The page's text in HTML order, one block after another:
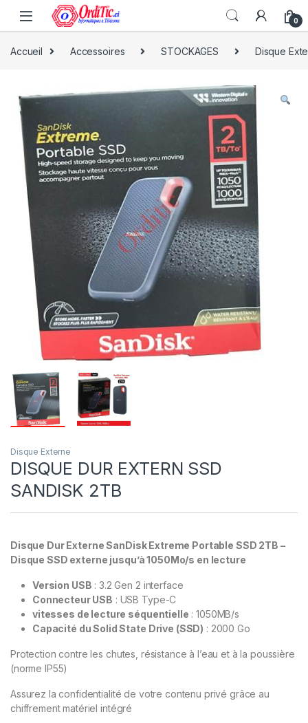
0
Accueil Accessoires STOCKAGES Disque
Disque Externe
DISQUE DUR EXTERN SSD
SANDISK 2TB
Disque Dur Externe SanDisk Extreme Portable SSD 2TB –
Disque SSD externe jusqu’à 1050Mo/s en lecture
Version USB : 3.2 Gen 2 interface
Connecteur USB : USB Type-C
vitesses de lecture séquentielle : 1050MB/s
Capacité du Solid State Drive (SSD) : 2000 Go
Protection contre les chutes, résistance à l’eau et à la poussière
(norme IP55)
Assurez la confidentialité de votre contenu privé grâce au
chiffrement matériel intégré